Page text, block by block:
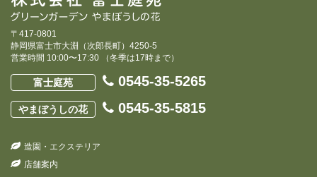
〒417-0801
静岡県富士市大淵（次郎長町）4250-5
営業時間 10:00〜17:30 （冬季は17時まで）
富士庭苑 0545-35-5265
やまぼうしの花 0545-35-5815
造園・エクステリア
店舗案内